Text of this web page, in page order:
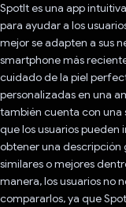
SpotIt es una app
para ayudar a los
mejor se adapten a sus
smartphone más
cuidado de la piel
personalizadas en una
también cuenta con una
que los usuarios
obtener una descripción
similares o mejores
manera, los usuarios no
compararlos, ya que